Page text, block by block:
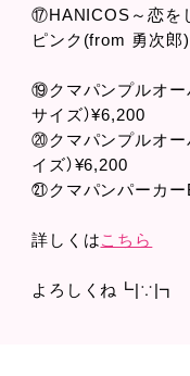
⑰HANICOS～恋を
ピンク(from 勇次郎
⑲クマパンプルオー
サイズ）¥6,200
⑳クマパンプルオー
イズ）¥6,200
㉑クマパンパーカ
詳しくはこちら
よろしくね┗|∵|┓